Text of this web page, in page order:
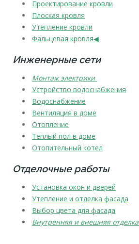
Проектирование кровли
Плоская кровля
Утепление кровли
Фальцевая кровля◀
Инженерные сети
Монтаж электрики
Устройство водоснабжения
Водоснабжение
Вентиляция в доме
Отопление
Теплый пол в доме
Отопительный котел
Отделочные работы
Установка окон и дверей
Утеплениеиотделка фасада
Выбор цвета для фасада
Внутренняя и внешняя отделка